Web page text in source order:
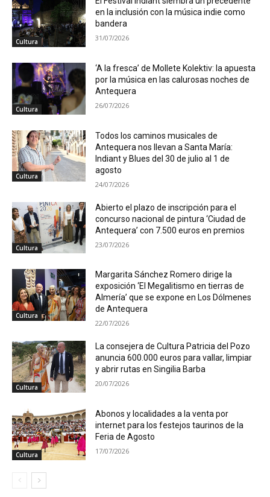
Cultura
en la inclusión con la música indie como
bandera
31/07/2026
Cultura
‘A la fresca’ de Mollete Kolektiv: la apuesta
por la música en las calurosas noches de
Antequera
26/07/2026
Cultura
Todos los caminos musicales de
Antequera nos llevan a Santa María:
Indiant y Blues del 30 de julio al 1 de
agosto
24/07/2026
Cultura
Abierto el plazo de inscripción para el
concurso nacional de pintura ‘Ciudad de
Antequera’ con 7.500 euros en premios
23/07/2026
Cultura
Margarita Sánchez Romero dirige la
exposición ‘El Megalitismo en tierras de
Almería’ que se expone en Los Dólmenes
de Antequera
22/07/2026
Cultura
La consejera de Cultura Patricia del Pozo
anuncia 600.000 euros para vallar, limpiar
y abrir rutas en Singilia Barba
20/07/2026
Cultura
Abonos y localidades a la venta por
internet para los festejos taurinos de la
Feria de Agosto
17/07/2026